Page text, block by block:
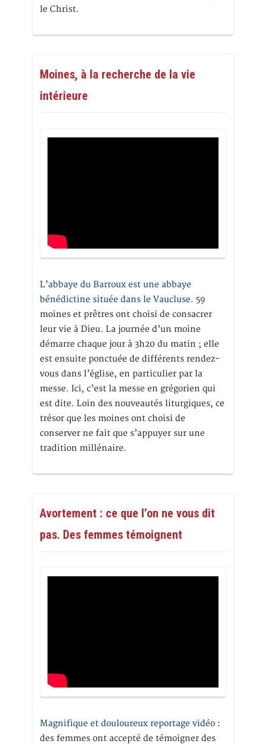
le Christ.
Moines, à la recherche de la vie
intérieure
L’abbaye du Barroux est une abbaye
bénédictine située dans le Vaucluse. 59
moines et prêtres ont choisi de consacrer
leur vie à Dieu. La journée d’un moine
démarre chaque jour à 3h20 du matin ; elle
est ensuite ponctuée de différents rendez-
vous dans l’église, en particulier par la
messe. Ici, c’est la messe en grégorien qui
est dite. Loin des nouveautés liturgiques, ce
trésor que les moines ont choisi de
conserver ne fait que s’appuyer sur une
tradition millénaire.
Avortement : ce que l’on ne vous dit
pas. Des femmes témoignent
Magnifique et douloureux reportage vidéo :
des femmes ont accepté de témoigner des